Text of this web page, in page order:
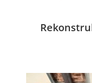
KONTAKTY